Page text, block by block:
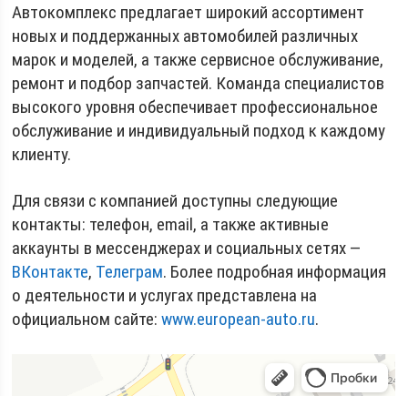
Автокомплекс предлагает широкий ассортимент
новых и поддержанных автомобилей различных
марок и моделей, а также сервисное обслуживание,
ремонт и подбор запчастей. Команда специалистов
высокого уровня обеспечивает профессиональное
обслуживание и индивидуальный подход к каждому
клиенту.
Для связи с компанией доступны следующие
контакты: телефон, email, а также активные
аккаунты в мессенджерах и социальных сетях —
ВКонтакте, Телеграм. Более подробная информация
о деятельности и услугах представлена на
официальном сайте:www.european-auto.ru.